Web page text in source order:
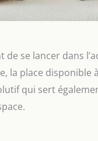
de se lancer dans
la place disponible
qui sert